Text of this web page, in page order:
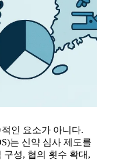
인 요소가 아니다.
는 신약 심사 제도를
구성, 협의 횟수 확대,